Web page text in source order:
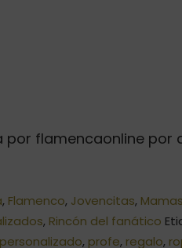
por flamencaonline por
, Flamenco, Jovencitas, Mamas
, Rincón del fanático
personalizado, profe, regalo,